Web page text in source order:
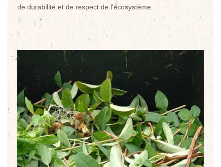
de durabilité et de respect de l'écosystème.